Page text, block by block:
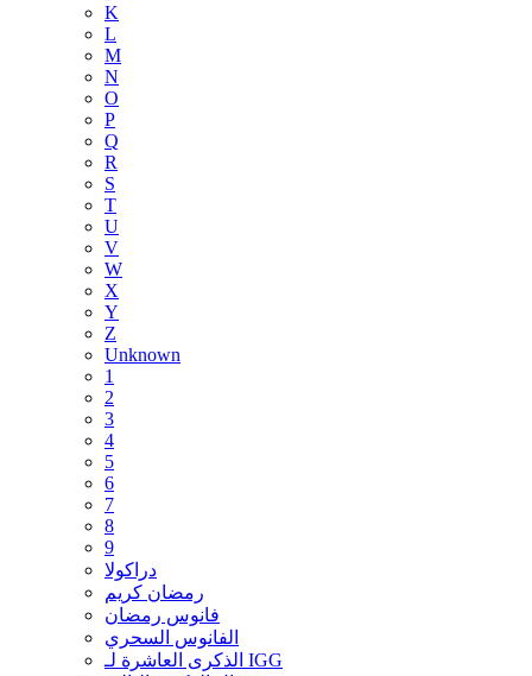
K
L
M
N
O
P
Q
R
S
T
U
V
W
X
Y
Z
Unknown
1
2
3
4
5
6
7
8
9
دراكولا
رمضان كريم
فانوس رمضان
الفانوس السحري
الذكرى العاشرة لـ IGG